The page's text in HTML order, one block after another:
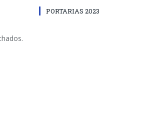
PORTARIAS 2023